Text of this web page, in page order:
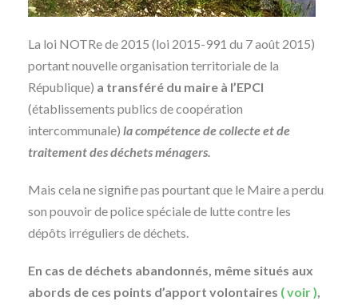
La loi NOTRe de 2015 (loi 2015-991 du 7 août 2015)
portant nouvelle organisation territoriale de la
République) a transféré du maire à l’EPCI
(établissements publics de coopération
intercommunale) la compétence de collecte et de
traitement des déchets ménagers.
Mais cela ne signifie pas pourtant que le Maire a perdu
son pouvoir de police spéciale de lutte contre les
dépôts irréguliers de déchets.
En cas de déchets abandonnés, même situés aux
abords de ces points d’apport volontaires ( voir ),